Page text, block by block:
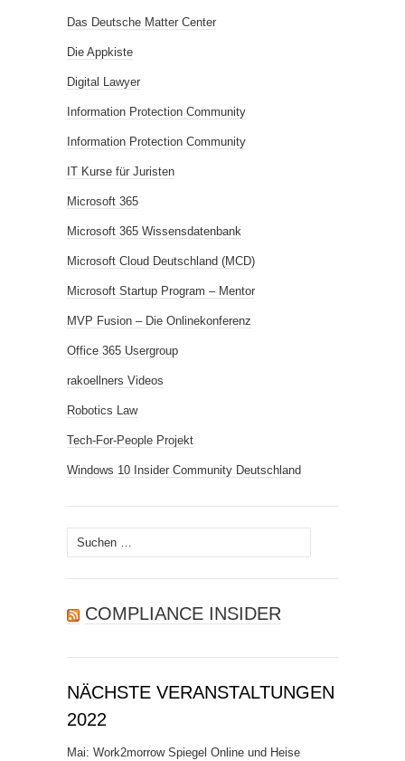
Das Deutsche Matter Center
Die Appkiste
Digital Lawyer
Information Protection Community
Information Protection Community
IT Kurse für Juristen
Microsoft 365
Microsoft 365 Wissensdatenbank
Microsoft Cloud Deutschland (MCD)
Microsoft Startup Program – Mentor
MVP Fusion – Die Onlinekonferenz
Office 365 Usergroup
rakoellners Videos
Robotics Law
Tech-For-People Projekt
Windows 10 Insider Community Deutschland
Suchen
nach:
COMPLIANCE INSIDER
NÄCHSTE VERANSTALTUNGEN
2022
Mai: Work2morrow Spiegel Online und Heise